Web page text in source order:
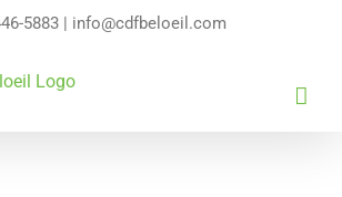
5883| info@cdfbeloeil.com